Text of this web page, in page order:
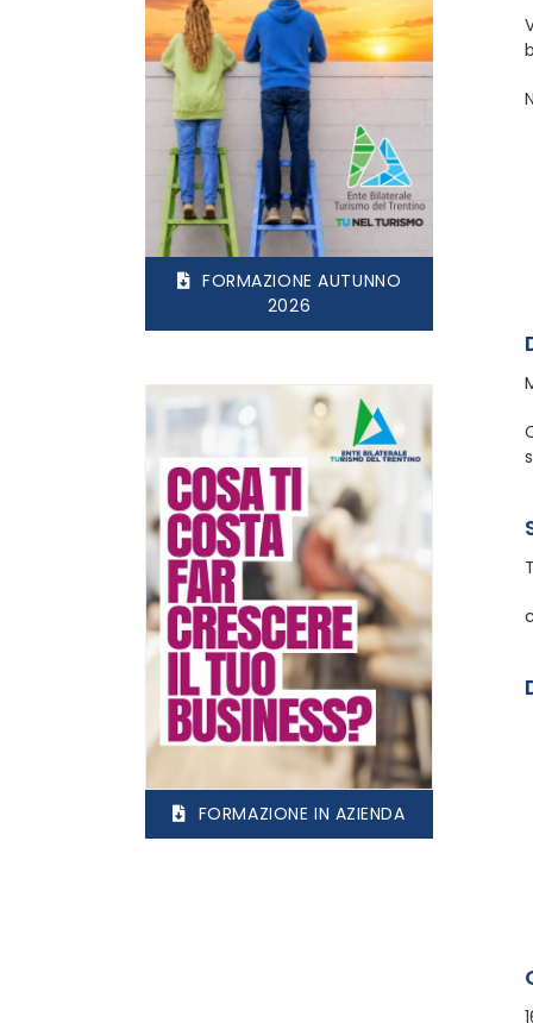
FORMAZIONE AUTUNNO
2026
FORMAZIONE IN AZIENDA